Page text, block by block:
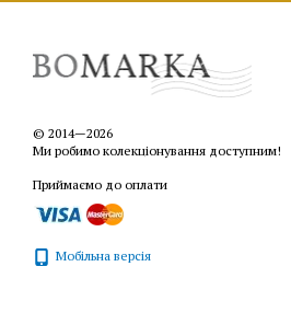
© 2014—2026
Ми робимо колекціонування доступним!
Приймаємо до оплати
Мобільна версія